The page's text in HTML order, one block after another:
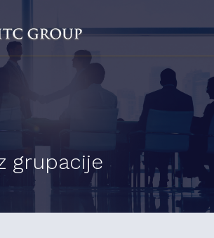
grupacije